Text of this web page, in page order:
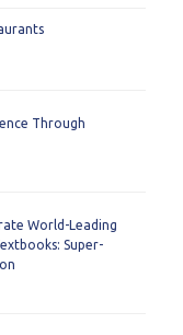
Through
World-Leading
Super-